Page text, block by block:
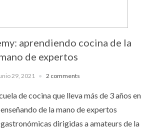
aprendiendo cocina de la
de expertos
29, 2021 2 comments
de cocina que lleva más de 3 años en
de la mano de expertos
dirigidas a amateurs de la